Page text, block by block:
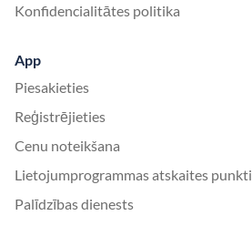
Konfidencialitātes politika
App
Piesakieties
Reģistrējieties
Cenu noteikšana
Lietojumprogrammas atskaites punkti
Palīdzības dienests